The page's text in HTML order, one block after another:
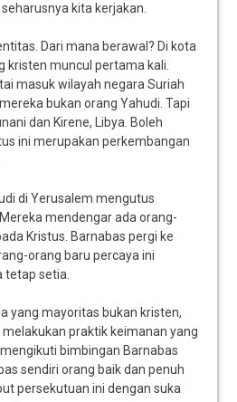
kita kerjakan.
Dari mana berawal? Di kota
kristen muncul pertama kali.
masuk wilayah negara Suriah
bukan orang Yahudi. Tapi
dan Kirene, Libya. Boleh
ini merupakan perkembangan
di Yerusalem mengutus
mendengar ada orang-
Kristus. Barnabas pergi ke
orang baru percaya ini
tetap setia.
yang mayoritas bukan kristen,
praktik keimanan yang
bimbingan Barnabas
sendiri orang baik dan penuh
persekutuan ini dengan suka